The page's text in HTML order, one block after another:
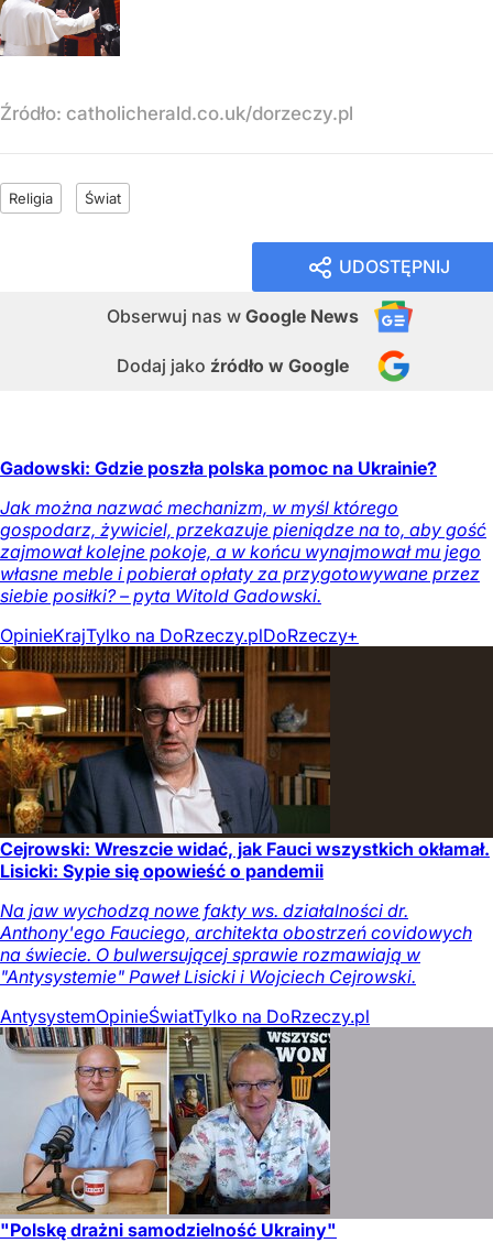
Źródło: catholicherald.co.uk/dorzeczy.pl
Religia Świat
UDOSTĘPNIJ
Obserwuj nas w Google News
Dodaj jako źródło w Google
Gadowski: Gdzie poszła polska pomoc na Ukrainie?
Jak można nazwać mechanizm, w myśl którego
gospodarz, żywiciel, przekazuje pieniądze na to, aby gość
zajmował kolejne pokoje, a w końcu wynajmował mu jego
własne meble i pobierał opłaty za przygotowywane przez
siebie posiłki? – pyta Witold Gadowski.
OpinieKrajTylko na DoRzeczy.plDoRzeczy+
Cejrowski: Wreszcie widać, jak Fauci wszystkich okłamał.
Lisicki: Sypie się opowieść o pandemii
Na jaw wychodzą nowe fakty ws. działalności dr.
Anthony'ego Fauciego, architekta obostrzeń covidowych
na świecie. O bulwersującej sprawie rozmawiają w
"Antysystemie" Paweł Lisicki i Wojciech Cejrowski.
AntysystemOpinieŚwiatTylko na DoRzeczy.pl
"Polskę drażni samodzielność Ukrainy"